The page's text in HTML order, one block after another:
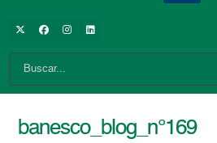
banesco_blog_n°169